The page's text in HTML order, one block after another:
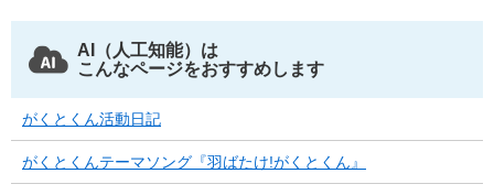
AI（人工知能）は
こんなページをおすすめします
がくとくん活動日記
がくとくんテーマソング『羽ばたけ!がくとくん』